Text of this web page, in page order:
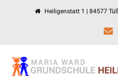
Heiligenstatt 1 | 84577